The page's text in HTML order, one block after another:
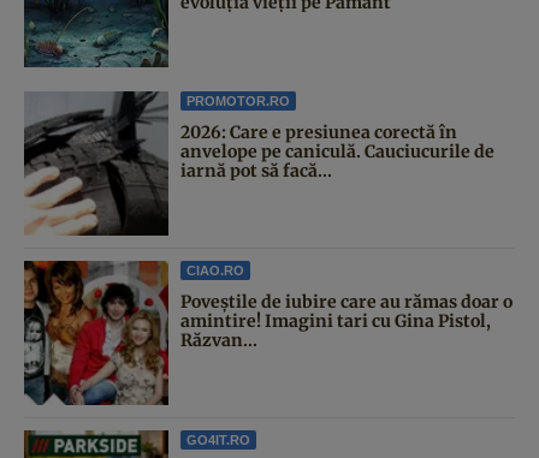
PROMOTOR.RO
2026: Care e presiunea corectă în
anvelope pe caniculă. Cauciucurile de
iarnă pot să facă...
CIAO.RO
Poveştile de iubire care au rămas doar o
amintire! Imagini tari cu Gina Pistol,
Răzvan...
GO4IT.RO